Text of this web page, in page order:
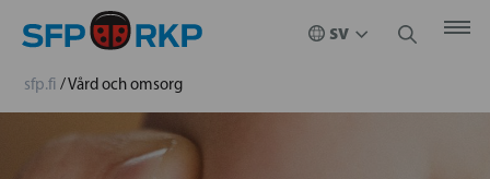
sfp.fi /Vård och omsorg